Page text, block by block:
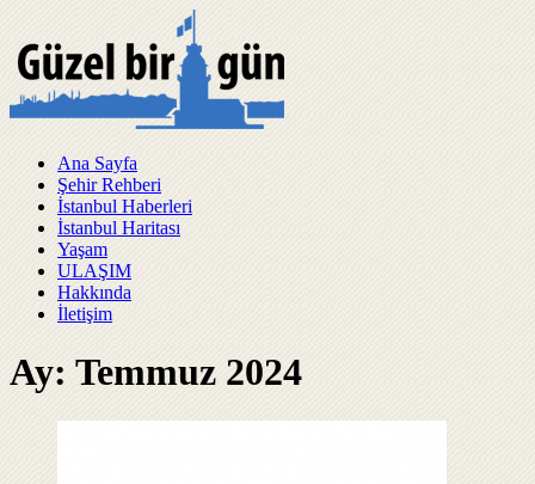
Ana Sayfa
Şehir Rehberi
İstanbul Haberleri
İstanbul Haritası
Yaşam
ULAŞIM
Hakkında
İletişim
Ay: Temmuz 2024